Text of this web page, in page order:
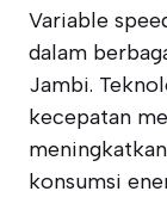
Variable
dalam
Jambi.
kecepatan
konsumsi